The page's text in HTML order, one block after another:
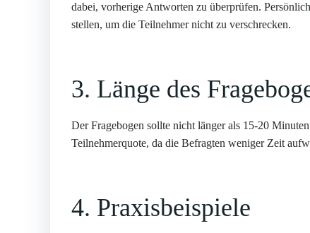
dabei, vorherige Antworten zu überprüfen.
stellen, um die Teilnehmer nicht zu verschrecken.
3. Länge des
Der Fragebogen sollte nicht länger als 15-20
Teilnehmerquote, da die Befragten weniger Zeit
4. Praxisbeispiele